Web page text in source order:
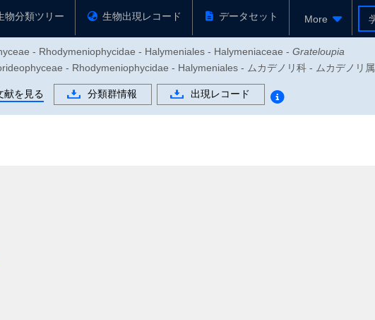
物分類ツリー 生物出現レコード データセット More
- Rhodymeniophycidae - Halymeniales - Halymeniaceae - Grateloupia
- Rhodymeniophycidae - Halymeniales - ムカデノリ科 - ムカデノリ属
献を見る 分類群情報 出現レコード